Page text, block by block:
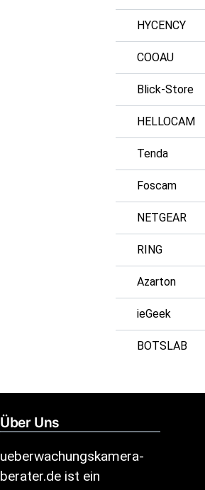
HYCENCY
COOAU
Blick-Store
HELLOCAM
Tenda
Foscam
NETGEAR
RING
Azarton
ieGeek
BOTSLAB
Über Uns
ueberwachungskamera-
berater.de ist ein